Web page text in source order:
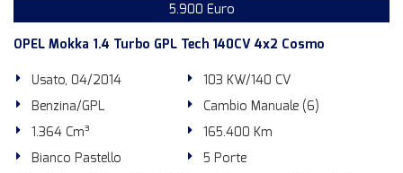
5.900 Euro
OPEL Mokka 1.4 Turbo GPL Tech 140CV 4x2 Cosmo
Usato, 04/2014
103 KW/140 CV
Benzina/GPL
Cambio Manuale (6)
1.364 Cm³
165.400 Km
Bianco Pastello
5 Porte